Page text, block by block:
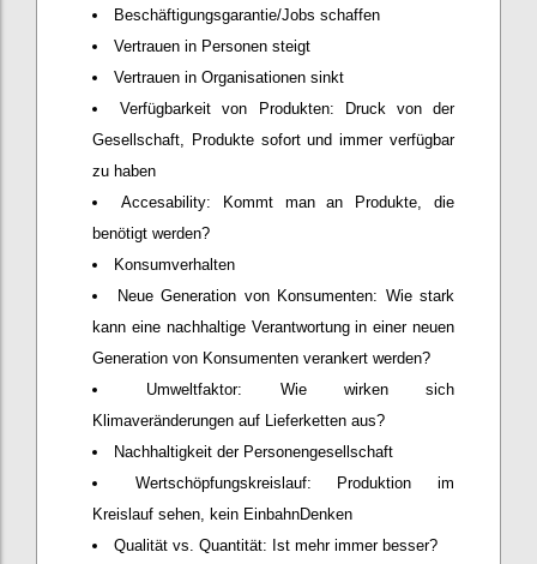
Beschäftigungsgarantie/Jobs schaffen
Vertrauen in Personen steigt
Vertrauen in Organisationen sinkt
Verfügbarkeit von Produkten: Druck von der
Gesellschaft, Produkte sofort und immer verfügbar
zu haben
Accesability: Kommt man an Produkte, die
benötigt werden?
Konsumverhalten
Neue Generation von Konsumenten: Wie stark
kann eine nachhaltige Verantwortung in einer neuen
Generation von Konsumenten verankert werden?
Umweltfaktor: Wie wirken sich
Klimaveränderungen auf Lieferketten aus?
Nachhaltigkeit der Personengesellschaft
Wertschöpfungskreislauf: Produktion im
Kreislauf sehen, kein EinbahnDenken
Qualität vs. Quantität: Ist mehr immer besser?